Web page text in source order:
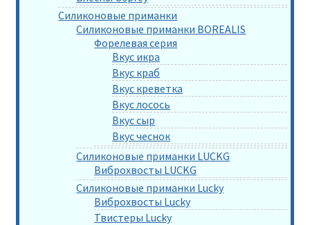
Силиконовые приманки
Силиконовые приманки BOREALIS
Форелевая серия
Вкус икра
Вкус краб
Вкус креветка
Вкус лосось
Вкус сыр
Вкус чеснок
Силиконовые приманки LUCKG
Виброхвосты LUCKG
Силиконовые приманки Lucky
Виброхвосты Lucky
Твистеры Lucky